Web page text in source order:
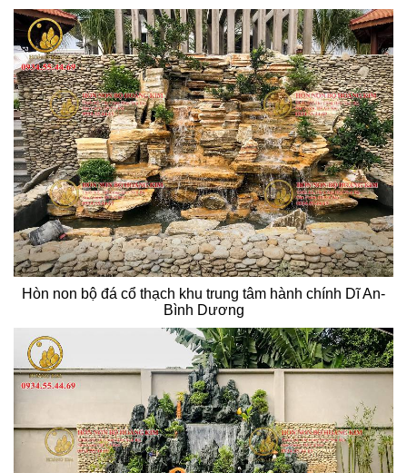
Hòn non bộ đá cổ thạch khu trung tâm hành chính Dĩ An-
Bình Dương